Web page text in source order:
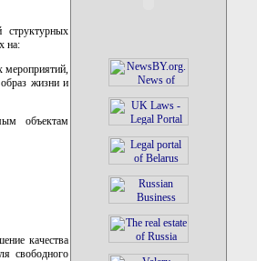
структурных
на:
мероприятий,
жизни и
объектам
качества
свободного